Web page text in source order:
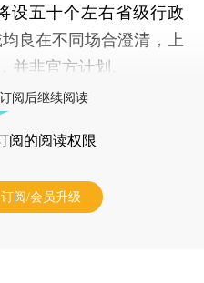
设五十个左右省级行政
良在不同场合澄清，上
并非官方计划。
阅后继续阅读
阅的阅读权限
订阅/会员升级